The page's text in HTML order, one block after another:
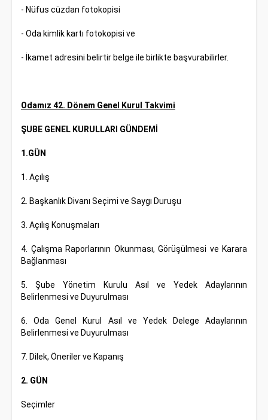
- Nüfus cüzdan fotokopisi
- Oda kimlik kartı fotokopisi ve
- İkamet adresini belirtir belge ile birlikte başvurabilirler.
Odamız 42. Dönem Genel Kurul Takvimi
ŞUBE GENEL KURULLARI GÜNDEMİ
1.GÜN
1. Açılış
2. Başkanlık Divanı Seçimi ve Saygı Duruşu
3. Açılış Konuşmaları
4. Çalışma Raporlarının Okunması, Görüşülmesi ve Karara
Bağlanması
5. Şube Yönetim Kurulu Asıl ve Yedek Adaylarının
Belirlenmesi ve Duyurulması
6. Oda Genel Kurul Asıl ve Yedek Delege Adaylarının
Belirlenmesi ve Duyurulması
7. Dilek, Öneriler ve Kapanış
2. GÜN
Seçimler